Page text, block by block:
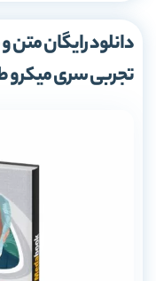
دانلود رایگان
تجربی سری میکرو